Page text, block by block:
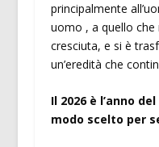
principalmente
uomo , a quello che
cresciuta, e si è
un’eredità che
Il 2026 è l’anno
modo scelto per